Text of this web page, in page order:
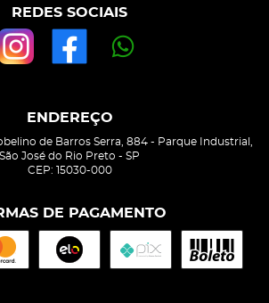
REDES SOCIAIS
ENDEREÇO
de Barros Serra, 884- Parque Industrial,
São José do Rio Preto - SP
CEP: 15030-000
DE PAGAMENTO